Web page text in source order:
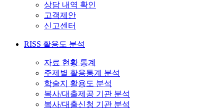
상담 내역 확인
고객제안
신고센터
RISS 활용도 분석
자료 현황 통계
주제별 활용통계 분석
학술지 활용도 분석
복사/대출제공 기관 분석
복사/대출신청 기관 분석